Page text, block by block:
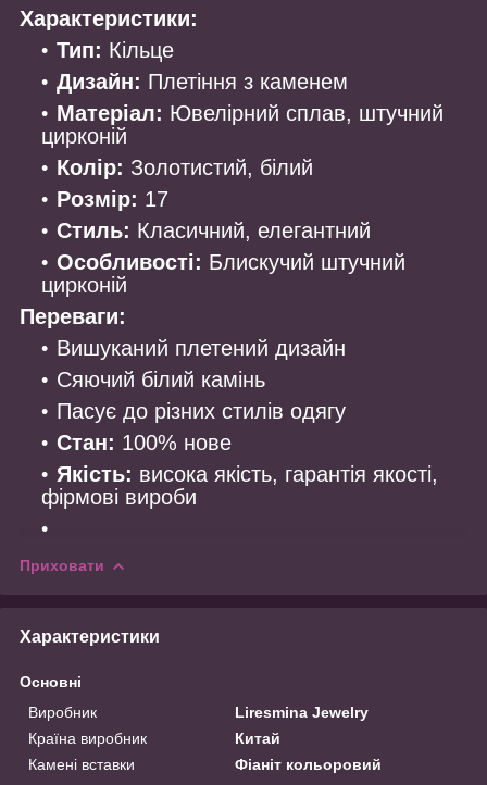
Характеристики:
Тип: Кільце
Дизайн: Плетіння з каменем
Матеріал: Ювелірний сплав, штучний
цирконій
Колір: Золотистий, білий
Розмір: 17
Стиль: Класичний, елегантний
Особливості: Блискучий штучний
цирконій
Переваги:
Вишуканий плетений дизайн
Сяючий білий камінь
Пасує до різних стилів одягу
Стан: 100% нове
Якість: висока якість, гарантія якості,
фірмові вироби
Приховати
Характеристики
Основні
Виробник
Liresmina Jewelry
Країна виробник
Китай
Камені вставки
Фіаніт кольоровий